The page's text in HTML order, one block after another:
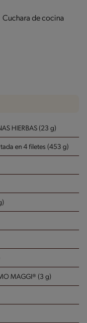
Cuchara de cocina
HIERBAS (23 g)
en 4 filetes (453 g)
MAGGI® (3 g)